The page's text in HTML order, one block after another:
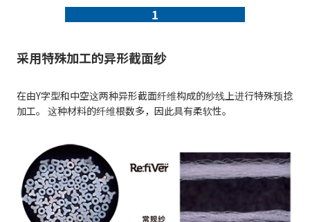
1
采用特殊加工的异形截面纱
在由Y字型和中空这两种异形截面纤维构成的纱线上进行特殊预捻
加工。 这种材料的纤维根数多，因此具有柔软性。